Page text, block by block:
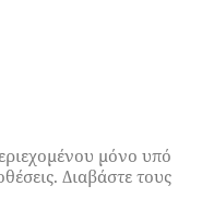
μόνο υπό
Διαβάστε τους